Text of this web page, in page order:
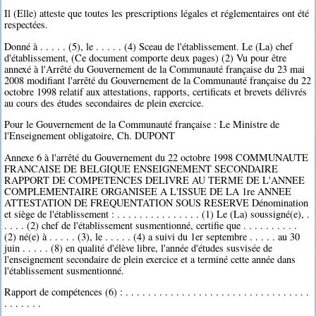
Il (Elle) atteste que toutes les prescriptions légales et réglementaires ont été
respectées.
Donné à . . . . . (5), le . . . . . (4) Sceau de l'établissement. Le (La) chef
d'établissement, (Ce document comporte deux pages) (2) Vu pour être
annexé à l'Arrêté du Gouvernement de la Communauté française du 23 mai
2008 modifiant l'arrêté du Gouvernement de la Communauté française du 22
octobre 1998 relatif aux attestations, rapports, certificats et brevets délivrés
au cours des études secondaires de plein exercice.
Pour le Gouvernement de la Communauté française : Le Ministre de
l'Enseignement obligatoire, Ch. DUPONT
Annexe 6 à l'arrêté du Gouvernement du 22 octobre 1998 COMMUNAUTE
FRANCAISE DE BELGIQUE ENSEIGNEMENT SECONDAIRE
RAPPORT DE COMPETENCES DELIVRE AU TERME DE L'ANNEE
COMPLEMENTAIRE ORGANISEE A L'ISSUE DE LA 1re ANNEE
ATTESTATION DE FREQUENTATION SOUS RESERVE Dénomination
et siège de l'établissement : . . . . . . . . . . . . . . . (1) Le (La) soussigné(e), .
. . . . (2) chef de l'établissement susmentionné, certifie que . . . . . . . . . .
(2) né(e) à . . . . . (3), le . . . . . (4) a suivi du 1er septembre . . . . . au 30
juin . . . . . (8) en qualité d'élève libre, l'année d'études susvisée de
l'enseignement secondaire de plein exercice et a terminé cette année dans
l'établissement susmentionné.
Rapport de compétences (6) : . . . . . . . . . . . . . . . . . . . . . . . . . . . . . . . . .
. . . . . . .